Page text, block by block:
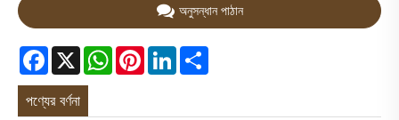
অনুসন্ধান পাঠান
Facebook
X WhatsApp
PinterestLinkedIn
পণ্যের বর্ণনা